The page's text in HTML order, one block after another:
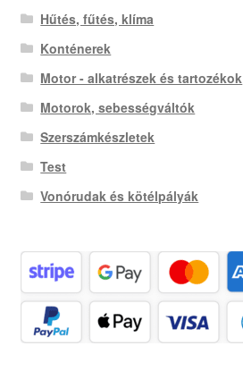
Hűtés, fűtés, klíma
Konténerek
Motor - alkatrészek és tartozékok
Motorok, sebességváltók
Szerszámkészletek
Test
Vonórudak és kötélpályák